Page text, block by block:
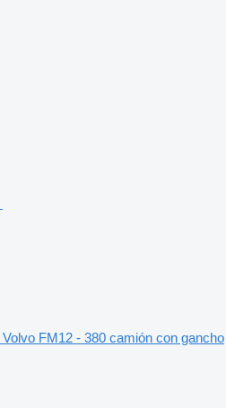
Volvo FM12 - 380 camión con gancho